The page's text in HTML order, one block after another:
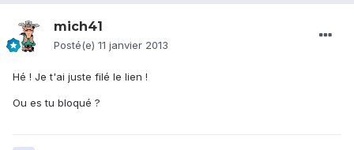
mich41
Posté(e) 11 janvier 2013
Hé ! Je t'ai juste filé le lien !
Ou es tu bloqué ?